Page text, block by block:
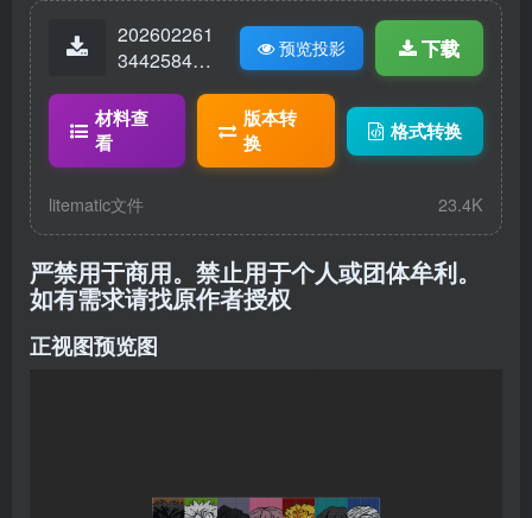
202602261
34425846-
河马.litemat
预览投影 下载
材料查
看
版本转
换
格式转换
litematic文件 23.4K
严禁用于商用。禁止用于个人或团体牟利。
如有需求请找原作者授权
正视图预览图